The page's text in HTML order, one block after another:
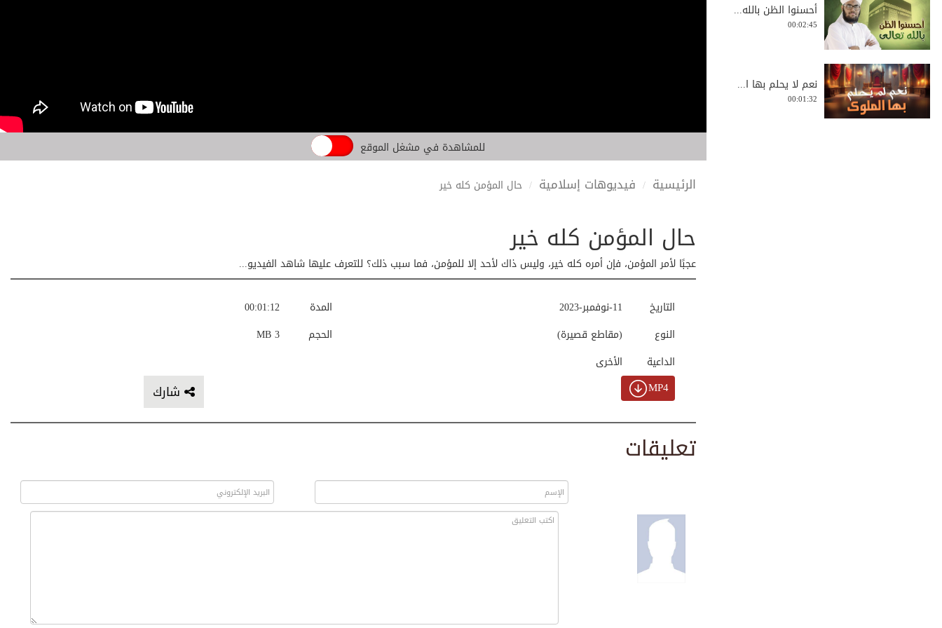
للمشاهدة في مشغل الموقع
الرئيسية فيديوهات إسلامية حال المؤمن كله خير
حال المؤمن كله خير
عجبًا لأمر المؤمن، فإن أمره كله خير، وليس ذاك لأحد إلا للمؤمن، فما سبب ذلك؟ للتعرف عليها شاهد الفيديو...
00:01:12
المدة
3 MB
الحجم
11-نوفمبر-2023
التاريخ
(مقاطع قصيرة)
النوع
الأخرى
الداعية
شارك MP4
تعليقات
أحسنوا الظن بالله...
00:02:45
نعم لا يحلم بها ا...
00:01:32